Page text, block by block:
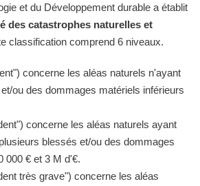
et du Développement durable a établit
des catastrophes naturelles et
classification comprend 6 niveaux.
concerne les aléas naturels n'ayant
ou des dommages matériels inférieurs
concerne les aléas naturels ayant
blessés et/ou des dommages
000 € et 3 M d'€.
très grave") concerne les aléas